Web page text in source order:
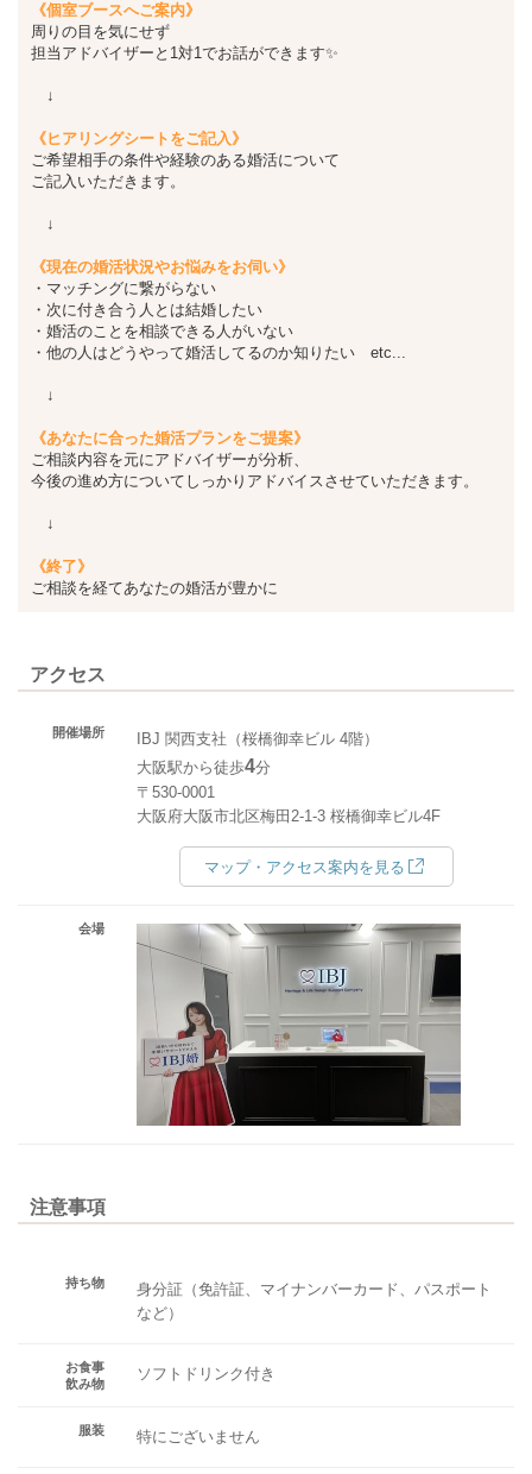
《個室ブースへご案内》
周りの目を気にせず
担当アドバイザーと1対1でお話ができます✨
↓
《ヒアリングシートをご記入》
ご希望相手の条件や経験のある婚活について
ご記入いただきます。
↓
《現在の婚活状況やお悩みをお伺い》
・マッチングに繋がらない
・次に付き合う人とは結婚したい
・婚活のことを相談できる人がいない
・他の人はどうやって婚活してるのか知りたい etc...
↓
《あなたに合った婚活プランをご提案》
ご相談内容を元にアドバイザーが分析、
今後の進め方についてしっかりアドバイスさせていただきます。
↓
《終了》
ご相談を経てあなたの婚活が豊かに
アクセス
開催場所
IBJ 関西支社（桜橋御幸ビル 4階）
大阪駅から徒歩4分
〒530-0001
大阪府大阪市北区梅田2-1-3 桜橋御幸ビル4F
マップ・アクセス案内を見る
会場
注意事項
持ち物
身分証（免許証、マイナンバーカード、パスポート
など）
お食事
飲み物
ソフトドリンク付き
服装 特にございません